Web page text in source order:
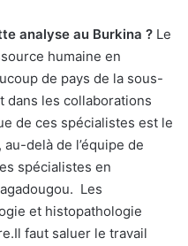
analyse au Burkina ? Le
humaine en
de pays de la sous-
dans les collaborations
de ces spécialistes est le
delà de l’équipe de
spécialistes en
Les
et histopathologie
faut saluer le travail